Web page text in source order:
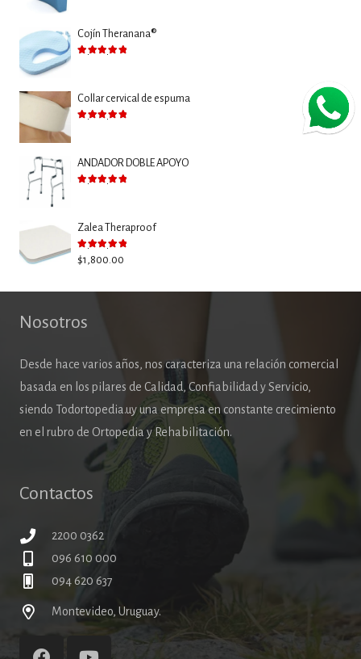
Cojín Theranana®
Valorado con
Collar cervical de espuma
Valorado con
ANDADOR DOBLE APOYO
Valorado con
Zalea Theraproof
Valorado con
$1,800.00
Nosotros
Desde hace varios años, nos caracteriza una relación comercial
basada en los pilares de Calidad, Confiabilidad y Servicio,
siendo Todortopedia.uy una empresa en constante crecimiento
en el rubro de Ortopedia y Rehabilitación.
Contactos
2200 0362
096 610 000
094 620 637
Montevideo, Uruguay.